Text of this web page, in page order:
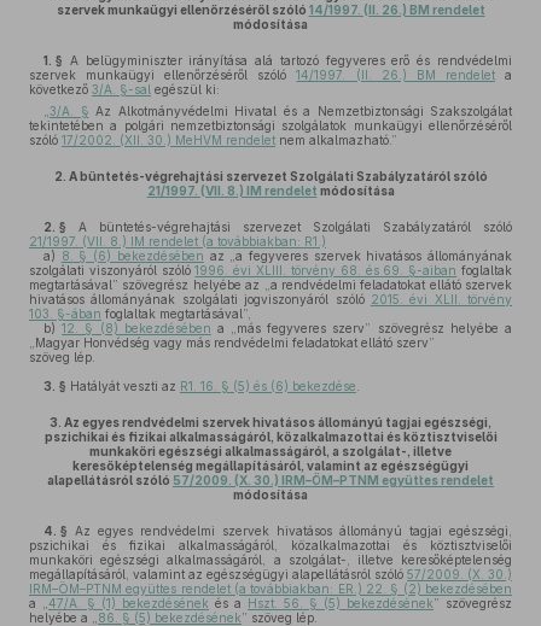
szervek munkaügyi ellenőrzéséről szóló 14/1997. (II. 26.) BM rendelet
módosítása
1. § A belügyminiszter irányítása alá tartozó fegyveres erő és rendvédelmi
szervek munkaügyi ellenőrzéséről szóló14/1997. (II. 26.) BM rendeleta
következő 3/A. §-sal egészül ki:
3/A. § Az Alkotmányvédelmi Hivatal és a Nemzetbiztonsági Szakszolgálat
tekintetében a polgári nemzetbiztonsági szolgálatok munkaügyi ellenőrzéséről
szóló 17/2002. (XII. 30.) MeHVM rendelet nem alkalmazható.”
2. A büntetés-végrehajtási szervezet Szolgálati Szabályzatáról szóló
21/1997. (VII. 8.) IM rendelet módosítása
2. § A büntetés-végrehajtási szervezet Szolgálati Szabályzatáról szóló
21/1997. (VII. 8.) IM rendelet (a továbbiakban: R1.)
a) 8. § (6) bekezdésében az „a fegyveres szervek hivatásos állományának
szolgálati viszonyáról szóló1996. évi XLIII. törvény 68. és 69. §-aiban foglaltak
megtartásával” szövegrész helyébe az „a rendvédelmi feladatokat ellátó szervek
hivatásos állományának szolgálati jogviszonyáról szóló 2015. évi XLII. törvény
103. §-ában foglaltak megtartásával”,
b) 12. § (8) bekezdésében a „más fegyveres szerv” szövegrész helyébe a
„Magyar Honvédség vagy más rendvédelmi feladatokat ellátó szerv”
szöveg lép.
3. § Hatályát veszti az R1. 16. § (5) és (6) bekezdése
3. Az egyes rendvédelmi szervek hivatásos állományú tagjai egészségi,
pszichikai és fizikai alkalmasságáról, közalkalmazottai és köztisztviselői
munkaköri egészségi alkalmasságáról, a szolgálat-, illetve
keresőképtelenség megállapításáról, valamint az egészségügyi
alapellátásról szóló 57/2009. (X. 30.) IRM–ÖM–PTNM együttes rendelet
módosítása
4. § Az egyes rendvédelmi szervek hivatásos állományú tagjai egészségi,
pszichikai és fizikai alkalmasságáról, közalkalmazottai és köztisztviselői
munkaköri egészségi alkalmasságáról, a szolgálat-, illetve keresőképtelenség
megállapításáról, valamint az egészségügyi alapellátásról szóló 57/2009. (X. 30.)
IRM–ÖM–PTNM együttes rendelet (a továbbiakban: ER.) 22. § (2) bekezdésében
a „ 47/A. § (1) bekezdésének és a Hszt. 56. § (5) bekezdésének” szövegrész
helyébe a „ 86. § (5) bekezdésének” szöveg lép.